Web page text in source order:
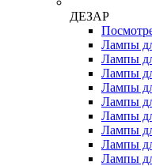
ДЕЗАР
Лампы
Лампы
Лампы
Лампы
Лампы
Лампы
Лампы
Лампы
Лампы